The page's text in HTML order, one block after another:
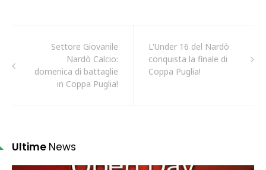
Settore Giovanile
Nardò Calcio:
domenica di battaglie
in Coppa Puglia!
L'Under 16 del Nardò
conquista la finale di
Coppa Puglia!
Ultime News